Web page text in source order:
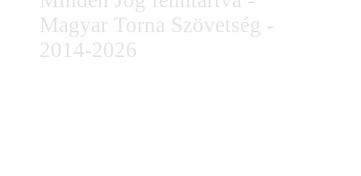
Magyar Torna Szövetség -
2014-2026